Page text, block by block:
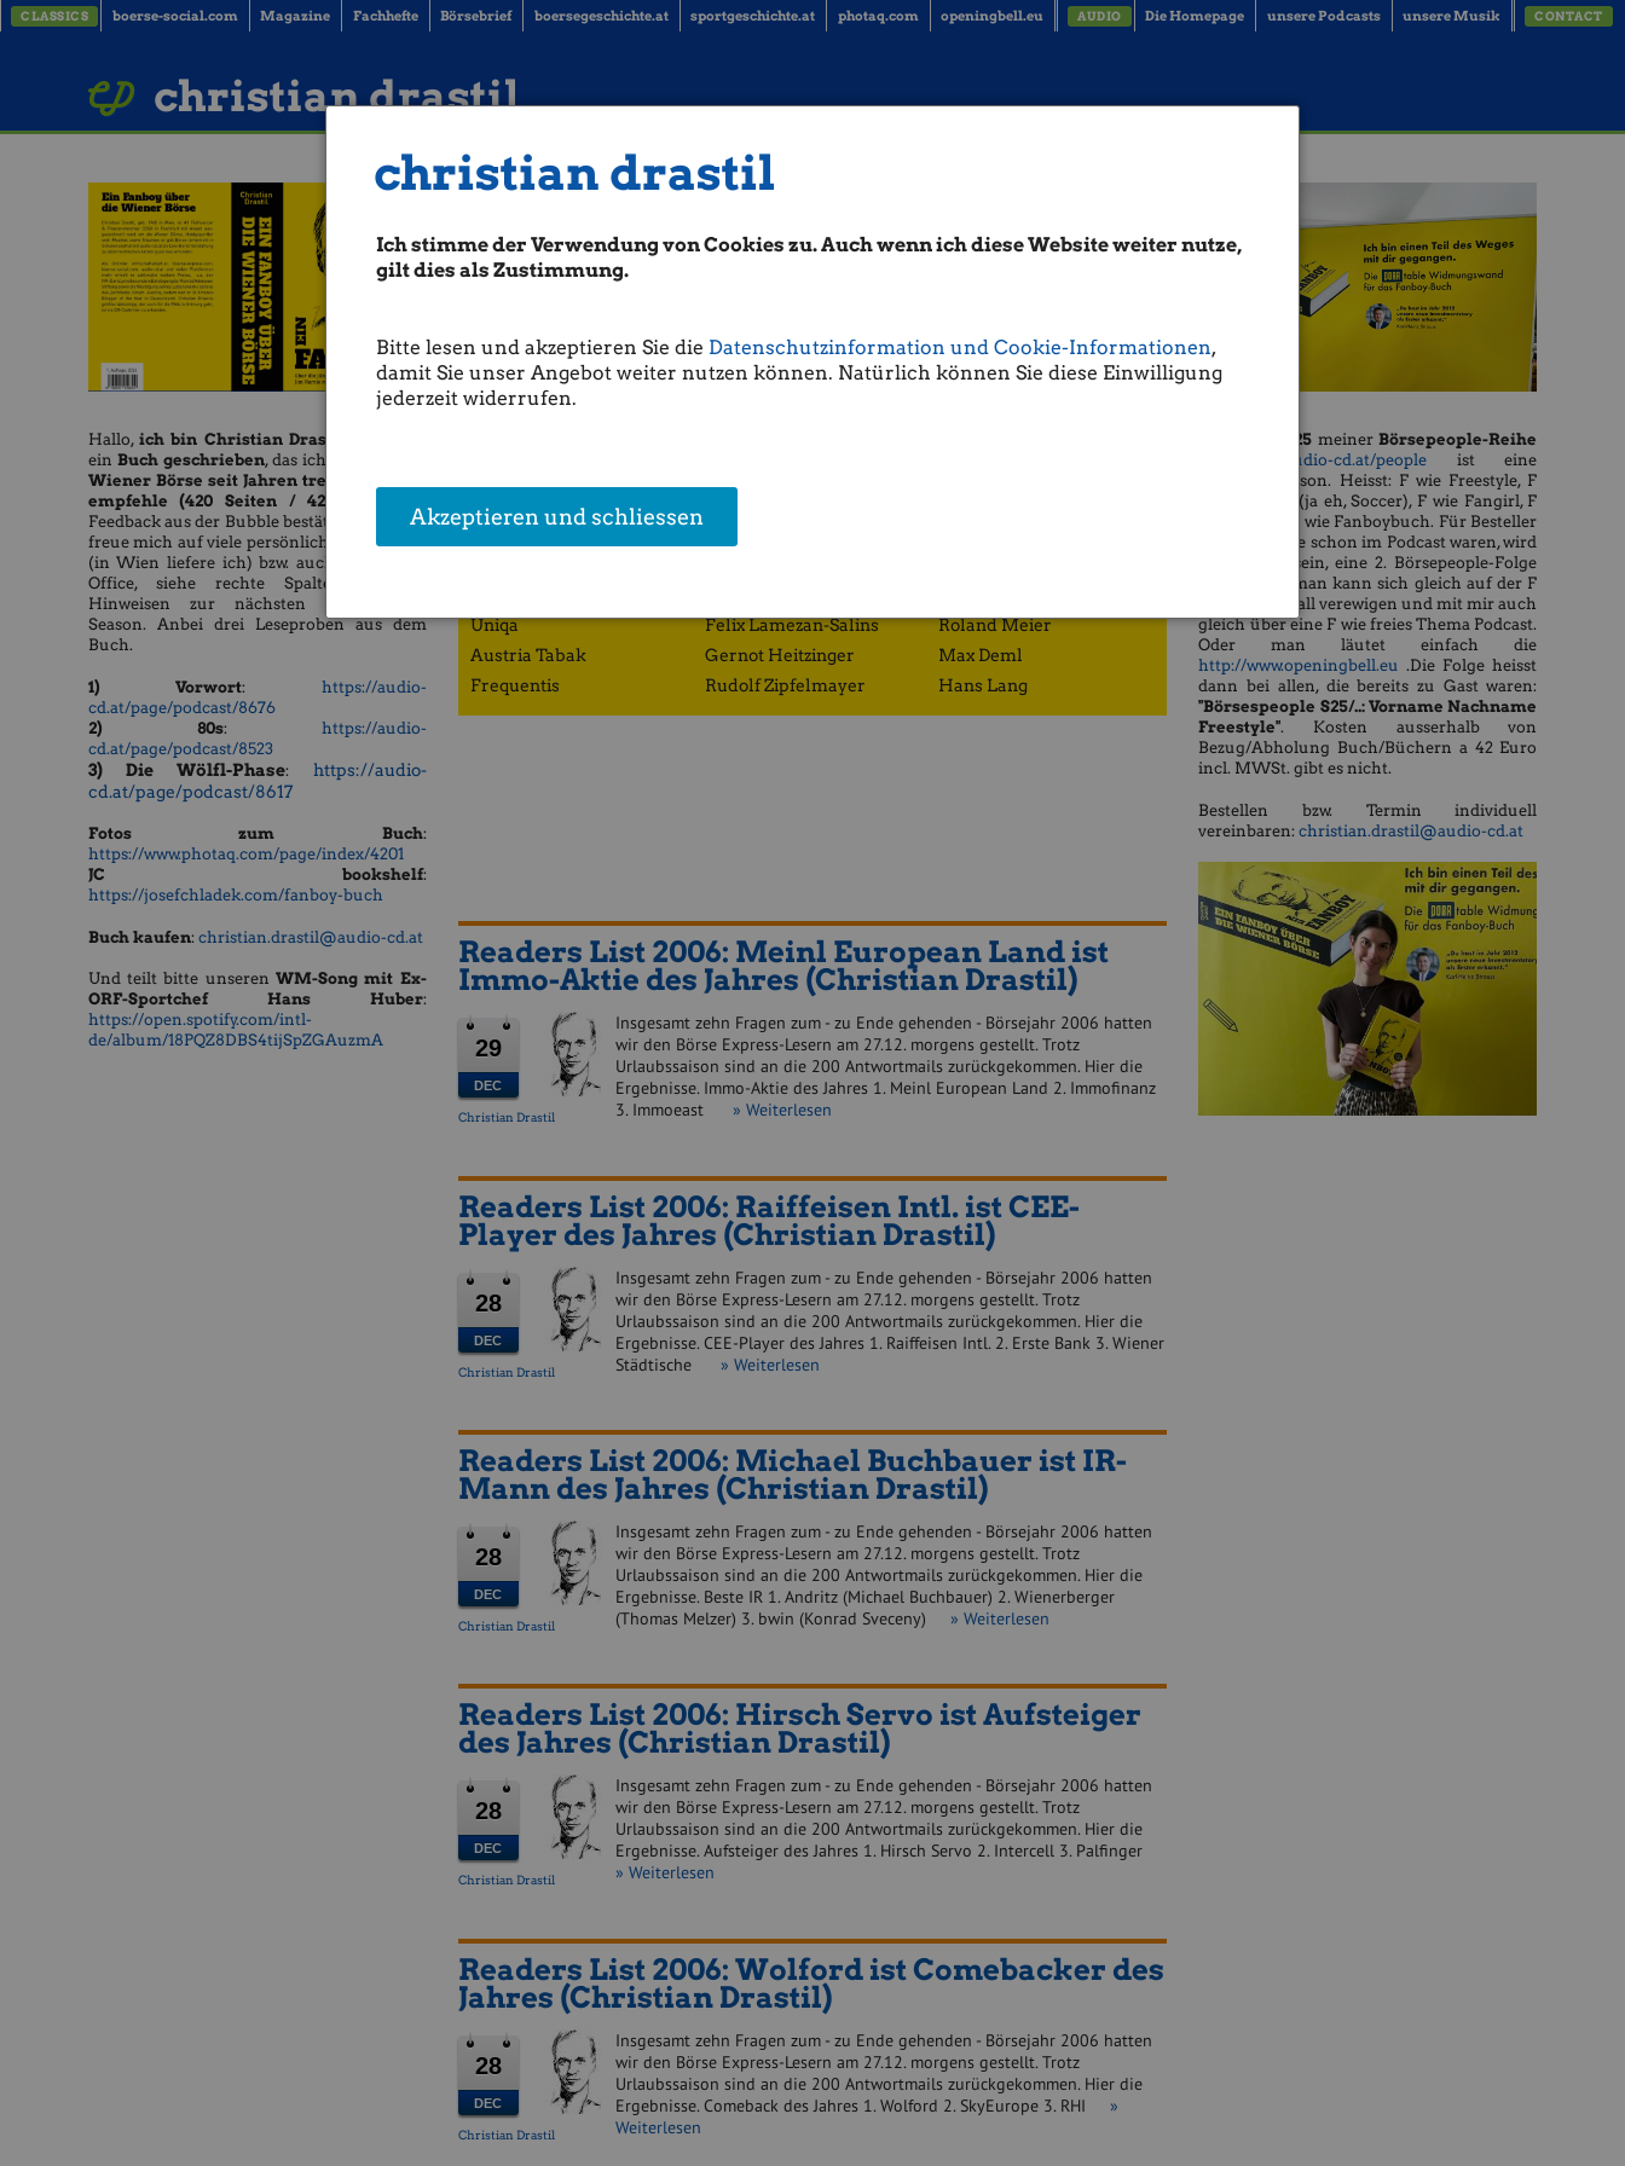
christian drastil
Ich stimme der Verwendung von Cookies zu. Auch wenn ich diese Website weiter nutze,
gilt dies als Zustimmung.
Bitte lesen und akzeptieren Sie die Datenschutzinformation und Cookie-Informationen,
damit Sie unser Angebot weiter nutzen können. Natürlich können Sie diese Einwilligung
jederzeit widerrufen.
Akzeptieren und schliessen
CLASSICS boerse-social.com Magazine Fachhefte Börsebrief boersegeschichte.at sportgeschichte.at photaq.com openingbell.eu AUDIO Die Homepage unsere Podcasts unsere Musik CONTACT
christian drastil
Hallo, ich bin Christian Drastil
ein Buch geschrieben, das ich allen, die die
Wiener Börse seit Jahren treu verfolgen,
empfehle (420 Seiten / 42 Euro).
Feedback aus der Bubble bestätigt mich. Ich
freue mich auf viele persönliche Übergaben
(in Wien liefere ich) bzw. auch bei mir im
Office, siehe rechte Spalte mit den
Hinweisen zur nächsten Börsepeople-
Season. Anbei drei Leseproben aus dem
Buch.
1) Vorwort: https://audio-
cd.at/page/podcast/8676
2) 80s: https://audio-
cd.at/page/podcast/8523
3) Die Wölfl-Phase: https://audio-
cd.at/page/podcast/8617
Fotos zum Buch:
https://www.photaq.com/page/index/4201
JC bookshelf:
https://josefchladek.com/fanboy-buch
Buch kaufen: christian.drastil@audio-cd.at
​​​​​Und teilt bitte unseren WM-Song mit Ex-
ORF-Sportchef Hans Huber:
https://open.spotify.com/intl-
de/album/18PQZ8DBS4tijSpZGAuzmA
Uniqa
Austria Tabak
Frequentis
Felix Lamezan-Salins
Gernot Heitzinger
Rudolf Zipfelmayer
Roland Meier
Max Deml
Hans Lang
Readers List 2006: Meinl European Land ist
Immo-Aktie des Jahres (Christian Drastil)
29
DEC
Christian Drastil
Insgesamt zehn Fragen zum - zu Ende gehenden - Börsejahr 2006 hatten
wir den Börse Express-Lesern am 27.12. morgens gestellt. Trotz
Urlaubssaison sind an die 200 Antwortmails zurückgekommen. Hier die
Ergebnisse. Immo-Aktie des Jahres 1. Meinl European Land 2. Immofinanz
3. Immoeast » Weiterlesen
Readers List 2006: Raiffeisen Intl. ist CEE-
Player des Jahres (Christian Drastil)
28
DEC
Christian Drastil
Insgesamt zehn Fragen zum - zu Ende gehenden - Börsejahr 2006 hatten
wir den Börse Express-Lesern am 27.12. morgens gestellt. Trotz
Urlaubssaison sind an die 200 Antwortmails zurückgekommen. Hier die
Ergebnisse. CEE-Player des Jahres 1. Raiffeisen Intl. 2. Erste Bank 3. Wiener
Städtische » Weiterlesen
Readers List 2006: Michael Buchbauer ist IR-
Mann des Jahres (Christian Drastil)
28
DEC
Christian Drastil
Insgesamt zehn Fragen zum - zu Ende gehenden - Börsejahr 2006 hatten
wir den Börse Express-Lesern am 27.12. morgens gestellt. Trotz
Urlaubssaison sind an die 200 Antwortmails zurückgekommen. Hier die
Ergebnisse. Beste IR 1. Andritz (Michael Buchbauer) 2. Wienerberger
(Thomas Melzer) 3. bwin (Konrad Sveceny) » Weiterlesen
Readers List 2006: Hirsch Servo ist Aufsteiger
des Jahres (Christian Drastil)
28
DEC
Christian Drastil
Insgesamt zehn Fragen zum - zu Ende gehenden - Börsejahr 2006 hatten
wir den Börse Express-Lesern am 27.12. morgens gestellt. Trotz
Urlaubssaison sind an die 200 Antwortmails zurückgekommen. Hier die
Ergebnisse. Aufsteiger des Jahres 1. Hirsch Servo 2. Intercell 3. Palfinger
» Weiterlesen
Readers List 2006: Wolford ist Comebacker des
Jahres (Christian Drastil)
28
DEC
Christian Drastil
Insgesamt zehn Fragen zum - zu Ende gehenden - Börsejahr 2006 hatten
wir den Börse Express-Lesern am 27.12. morgens gestellt. Trotz
Urlaubssaison sind an die 200 Antwortmails zurückgekommen. Hier die
Ergebnisse. Comeback des Jahres 1. Wolford 2. SkyEurope 3. RHI »
Weiterlesen
Season 25meinerBörsepeople-Reihe
http://www.audio-cd.at/people ist eine
Freestyle-Season. Heisst: F wie Freestyle, F
wie Football (ja eh, Soccer), F wie Fangirl, F
wie Fanboy, F wie Fanboybuch. Für Besteller
des Buchs, die schon im Podcast waren, wird
es möglich sein, eine 2. Börsepeople-Folge
zu machen, man kann sich gleich auf der F
wie Fanboywall verewigen und mit mir auch
gleich über eine F wie freies Thema Podcast.
Oder man läutet einfach die
http://www.openingbell.eu .Die Folge heisst
dann bei allen, die bereits zu Gast waren:
"Börsespeople S25/..: Vorname Nachname
Freestyle". Kosten ausserhalb von
Bezug/Abholung Buch/Büchern a 42 Euro
incl. MWSt. gibt es nicht.
Bestellen bzw. Termin individuell
vereinbaren:christian.drastil@audio-cd.at